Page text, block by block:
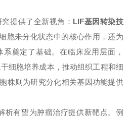
提供了全新视角： LIF基因转染技
胞未分化状态中的核心作用，还为
奠定了基础。在临床应用层面，
细胞培养成本，推动组织工程和细
株则为研究分化相关基因功能提供
析有望为肿瘤治疗提供新靶点。例